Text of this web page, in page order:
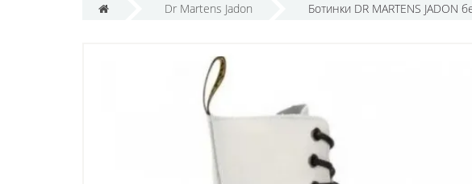
Dr Martens Jadon Ботинки DR MARTENS JADON